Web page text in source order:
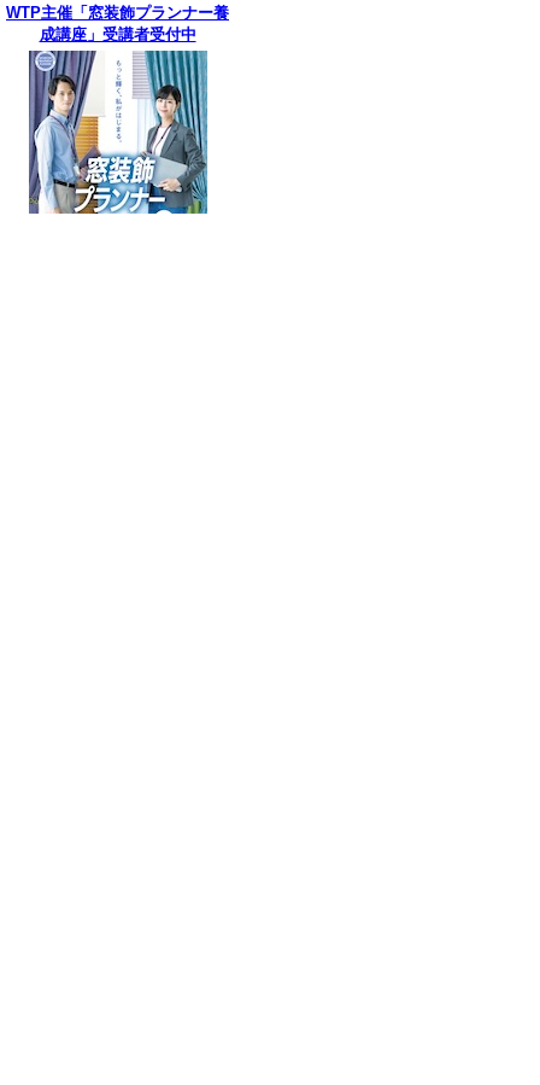
WTP主催「窓装飾プランナー養
成講座」受講者受付中